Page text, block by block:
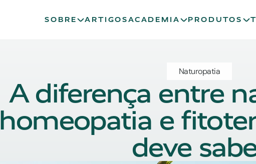
SOBRE ARTIGOSACADEMIA PRODUTOS
Naturopatia
A diferença entre
homeopatia e
deve